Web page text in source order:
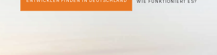
WIE FUNKTIONIERT ES?